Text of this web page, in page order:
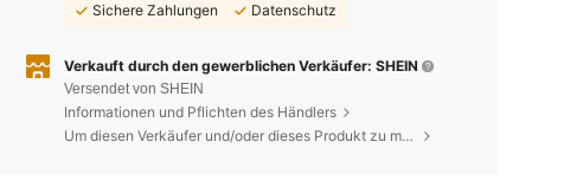
Sichere Zahlungen
Datenschutz
Verkauft durch den gewerblichen Verkäufer: SHEIN
Versendet von SHEIN
Informationen und Pflichten des Händlers
Um diesen Verkäufer und/oder dieses Produkt zu melden